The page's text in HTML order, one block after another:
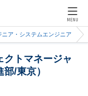
MENU
ニア・システムエンジニア
クトマネージャ
/東京）